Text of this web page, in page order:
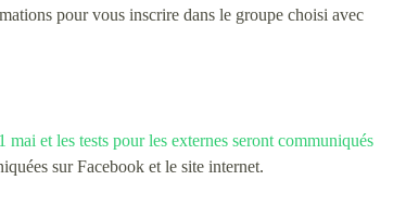
pour vous inscrire dans le groupe choisi avec
et les tests pour les externes seront communiqués
sur Facebook et le site internet.